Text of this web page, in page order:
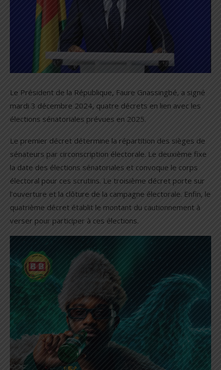
Le Président de la République, Faure Gnassingbé, a signé
mardi 3 décembre 2024, quatre décrets en lien avec les
élections sénatoriales prévues en 2025.
Le premier décret détermine la répartition des sièges de
sénateurs par circonscription électorale. Le deuxième fixe
la date des élections sénatoriales et convoque le corps
électoral pour ces scrutins. Le troisième décret porte sur
l’ouverture et la clôture de la campagne électorale. Enfin, le
quatrième décret établit le montant du cautionnement à
verser pour participer à ces élections.